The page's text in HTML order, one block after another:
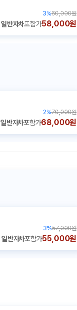
3%60,000원
일반자차포함가58,000원
2%70,000원
일반자차포함가68,000원
3%57,000원
일반자차포함가55,000원